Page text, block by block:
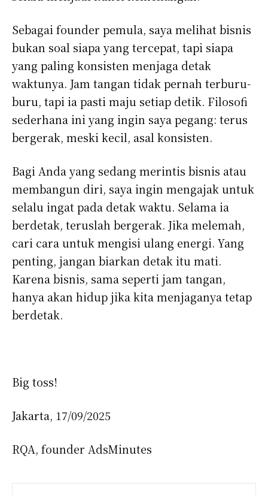
Sebagai founder pemula, saya melihat bisnis
bukan soal siapa yang tercepat, tapi siapa
yang paling konsisten menjaga detak
waktunya. Jam tangan tidak pernah terburu-
buru, tapi ia pasti maju setiap detik. Filosofi
sederhana ini yang ingin saya pegang: terus
bergerak, meski kecil, asal konsisten.
Bagi Anda yang sedang merintis bisnis atau
membangun diri, saya ingin mengajak untuk
selalu ingat pada detak waktu. Selama ia
berdetak, teruslah bergerak. Jika melemah,
cari cara untuk mengisi ulang energi. Yang
penting, jangan biarkan detak itu mati.
Karena bisnis, sama seperti jam tangan,
hanya akan hidup jika kita menjaganya tetap
berdetak.
Big toss!
Jakarta, 17/09/2025
RQA, founder AdsMinutes